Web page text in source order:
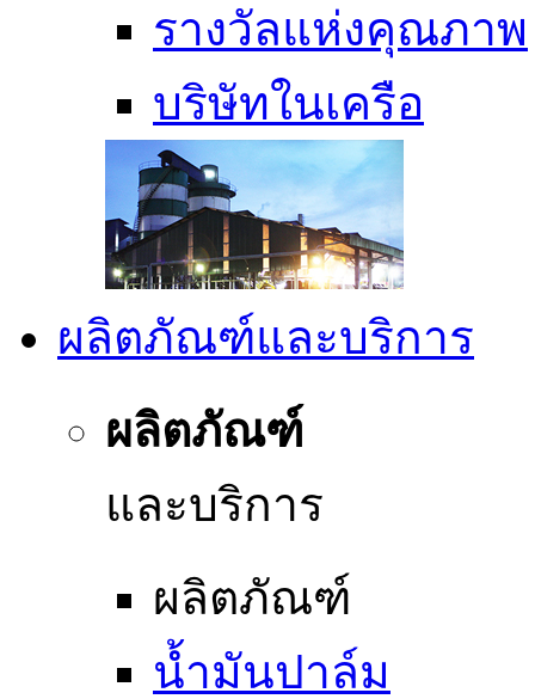
รางวัลแห่งคุณภาพ
บริษัทในเครือ
ผลิตภัณฑ์และบริการ
ผลิตภัณฑ์
และบริการ
ผลิตภัณฑ์
น้ำมันปาล์ม